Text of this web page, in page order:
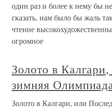
один раз и более к нему бы
сказать, нам было бы жаль
чтение
огромное
Золото в
зимняя
Золото в Калгари, или